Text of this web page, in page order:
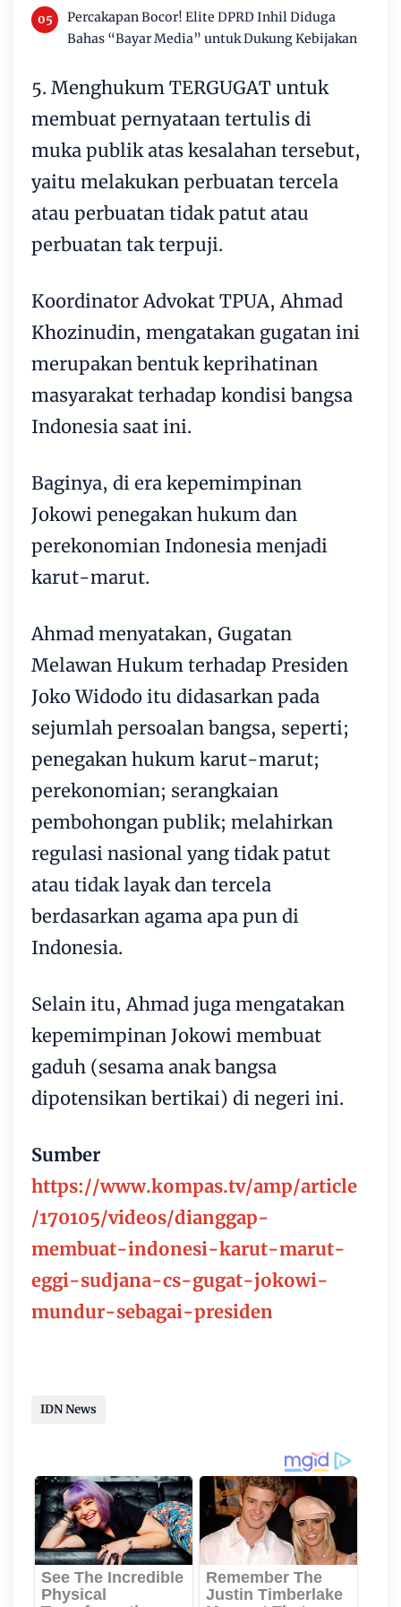
Percakapan Bocor! Elite DPRD Inhil Diduga
Bahas “Bayar Media” untuk Dukung Kebijakan
5. Menghukum TERGUGAT untuk
membuat pernyataan tertulis di
muka publik atas kesalahan tersebut,
yaitu melakukan perbuatan tercela
atau perbuatan tidak patut atau
perbuatan tak terpuji.
Koordinator Advokat TPUA, Ahmad
Khozinudin, mengatakan gugatan ini
merupakan bentuk keprihatinan
masyarakat terhadap kondisi bangsa
Indonesia saat ini.
Baginya, di era kepemimpinan
Jokowi penegakan hukum dan
perekonomian Indonesia menjadi
karut-marut.
Ahmad menyatakan, Gugatan
Melawan Hukum terhadap Presiden
Joko Widodo itu didasarkan pada
sejumlah persoalan bangsa, seperti;
penegakan hukum karut-marut;
perekonomian; serangkaian
pembohongan publik; melahirkan
regulasi nasional yang tidak patut
atau tidak layak dan tercela
berdasarkan agama apa pun di
Indonesia.
Selain itu, Ahmad juga mengatakan
kepemimpinan Jokowi membuat
gaduh (sesama anak bangsa
dipotensikan bertikai) di negeri ini.
Sumber
https://www.kompas.tv/amp/article
/170105/videos/dianggap-
membuat-indonesi-karut-marut-
eggi-sudjana-cs-gugat-jokowi-
mundur-sebagai-presiden
IDN News